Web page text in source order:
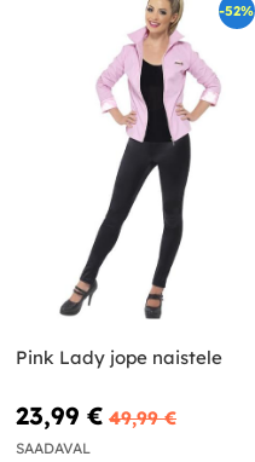
-52%
Pink Lady jope naistele
23,99 € 49,99 €
SAADAVAL